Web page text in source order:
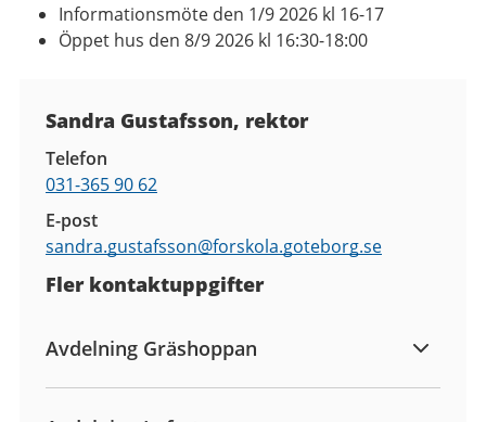
Informationsmöte den 1/9 2026 kl 16-17
Öppet hus den 8/9 2026 kl 16:30-18:00
Sandra Gustafsson, rektor
Telefon
031-365 90 62
E-post
sandra.gustafsson@forskola.goteborg.se
Fler kontaktuppgifter
Avdelning Gräshoppan